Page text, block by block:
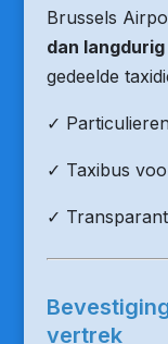
Brussels
dan
gedeelde
✓
✓ Taxibus
✓
vertrek